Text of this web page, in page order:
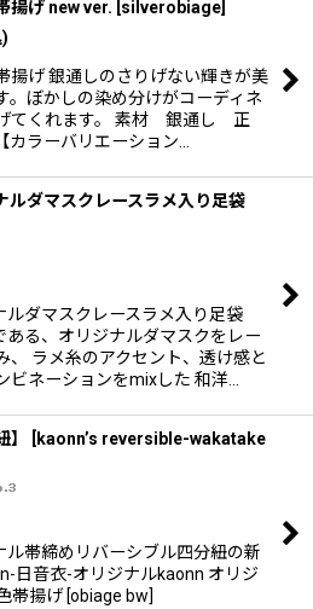
揚げ new ver. silverobiage
揚げ 銀通しのさりげない輝きが美
。ぼかしの染め分けがコーディネ
てくれます。 素材 銀通し 正
ラーバリエーション…
ルダマスクレースラメ入り足袋
ルダマスクレースラメ入り足袋
ある、オリジナルダマスクをレー
、 ラメ糸のアクセント、透け感と
ビネーションをmixした 和洋…
kaonn’s reversible-wakatake
ル帯締めリバーシブル四分紐の新
日音衣-オリジナルkaonn オリジ
帯揚げ [obiage bw]